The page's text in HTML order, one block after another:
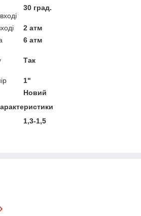
30 град.
2 атм
6 атм
Так
1"
Новий
1,3-1,5